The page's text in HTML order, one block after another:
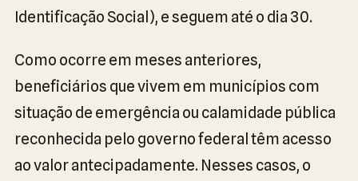
Identificação Social), e seguem até o dia 30.
Como ocorre em meses anteriores,
beneficiários que vivem em municípios com
situação de emergência ou calamidade pública
reconhecida pelo governo federal têm acesso
ao valor antecipadamente. Nesses casos, o